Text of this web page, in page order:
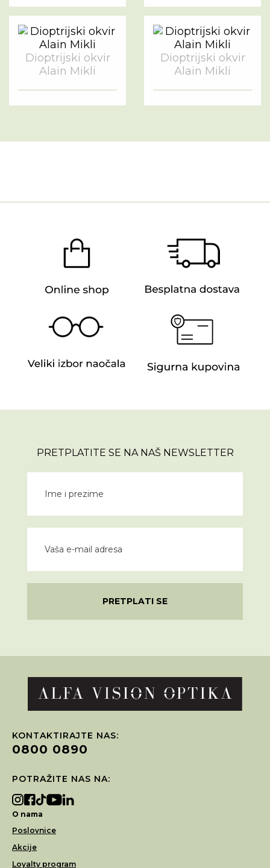
Dioptrijski okvir
Alain Mikli
Dioptrijski okvir
Alain Mikli
PRETPLATITE SE NA NAŠ NEWSLETTER
PRETPLATI SE
KONTAKTIRAJTE NAS:
0800 0890
POTRAŽITE NAS NA:
O nama
Poslovnice
Akcije
Loyalty program